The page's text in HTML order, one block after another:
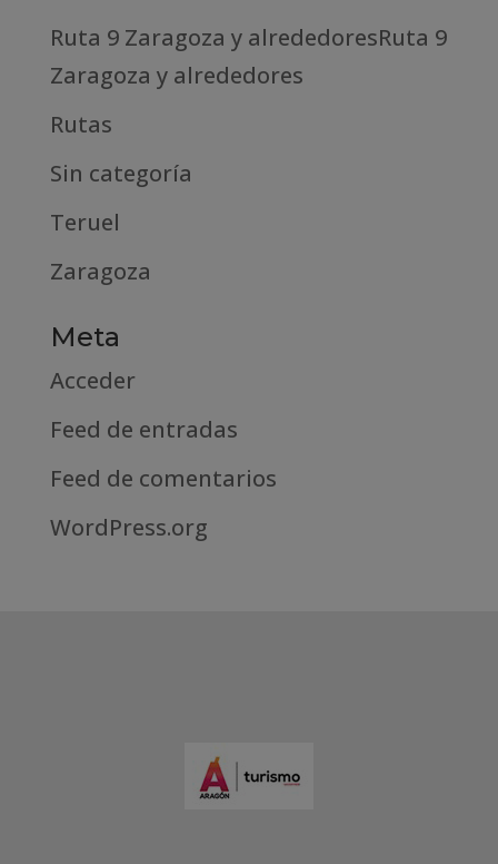
Ruta 9 Zaragoza y alrededoresRuta 9
Zaragoza y alrededores
Rutas
Sin categoría
Teruel
Zaragoza
Meta
Acceder
Feed de entradas
Feed de comentarios
WordPress.org